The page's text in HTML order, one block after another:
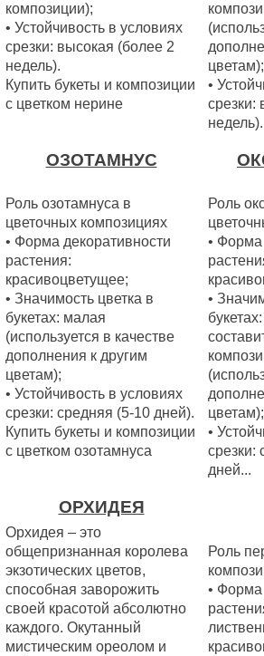
композиции);
• Устойчивость в условиях
срезки: высокая (более 2
недель).
Купить букеты и композиции
с цветком нерине
цветам);
•
срезки:
ОЗОТАМНУС
Роль озотамнуса в
цветочных композициях
• Форма декоративности
растения:
красивоцветущее;
• Значимость цветка в
букетах: малая
(используется в качестве
дополнения к другим
цветам);
• Устойчивость в условиях
срезки: средняя (5-10 дней).
Купить букеты и композиции
с цветком озотамнуса
Роль
• Форма
•
цветам);
•
срезки:
дней...
ОРХИДЕЯ
Орхидея – это
общепризнанная королева
экзотических цветов,
способная заворожить
своей красотой абсолютно
каждого. Окутанный
мистическим ореолом и
Роль
• Форма